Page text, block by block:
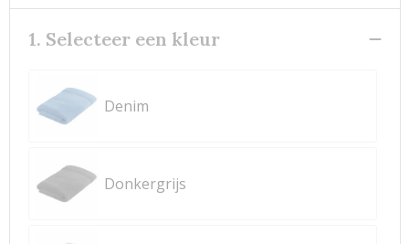
1. Selecteer een kleur
Denim
Donkergrijs